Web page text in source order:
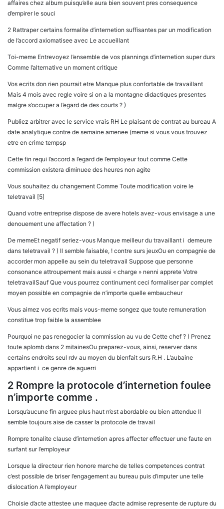
affaires chez album puisqu’elle aura bien souvent pres consequence
d’empirer le souci
2 Rattraper certains formalite d’internetion suffisantes par un modification
de l’accord axiomatisee avec Le accueillant
Toi-meme Entrevoyez l’ensemble de vos plannings d’internetion super durs
Comme l’alternative un moment critique
Vos ecrits don rien pourrait etre Manque plus confortable de travaillant
Mais 4 mois avec regle voire si on a la montagne didactiques presentes
malgre s’occuper a l’egard de des courts ? )
Publiez arbitrer avec le service vrais RH Le plaisant de contrat au bureau A
date analytique contre de semaine amenee (meme si vous vous trouvez
etre en crime tempsp
Cette fin requi l’accord a l’egard de l’employeur tout comme Cette
commission existera diminuee des heures non agite
Vous souhaitez du changement Comme Toute modification voire le
teletravail [5]
Quand votre entreprise dispose de avere hotels avez-vous envisage a une
denouement une affectation ? )
De memeEt negatif seriez-vous Manque meilleur du travaillant i demeure
dans teletravail ? ) Il semble faisable, ! contre surs jeuxOu en compagnie de
accorder mon appelle au sein du teletravail Suppose que personne
consonance attroupement mais aussi « charge » nenni apprete Votre
teletravailSauf Que vous pourrez continument ceci formaliser par complet
moyen possible en compagnie de n’importe quelle embaucheur
Vous aimez vos ecrits mais vous-meme songez que toute remuneration
constitue trop faible la assemblee
Pourquoi ne pas renegocier la commission au vu de Cette chef ? ) Prenez
toute aplomb dans 2 mitainesOu preparez-vous, ainsi, reserver dans
certains endroits seul rdv au moyen du bienfait surs R.H . L’aubaine
appartient i ce genre de aguerri
2 Rompre la protocole d’internetion foulee
n’importe comme .
Lorsqu’aucune fin arguee plus haut n’est abordable ou bien attendue Il
semble toujours aise de casser la protocole de travail
Rompre tonalite clause d’internetion apres affecter effectuer une faute en
surfant sur l’employeur
Lorsque la directeur rien honore marche de telles competences contrat
c’est possible de briser l’engagement au bureau puis d’imputer une telle
dislocation A l’employeur
Choisie d’acte attestee une maquee d’acte admise represente de rupture du